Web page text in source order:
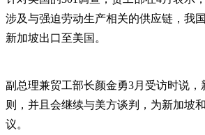
涉及与强迫劳动生产相关的供应链，我
新加坡出口至美国。
副总理兼贸工部长颜金勇3月受访时说，
则，并且会继续与美方谈判，为新加坡
议。